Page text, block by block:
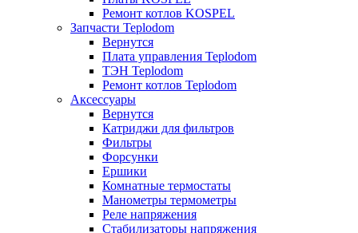
Ремонт котлов KOSPEL
Запчасти Teplodom
Вернутся
Плата управления Teplodom
ТЭН Teplodom
Ремонт котлов Teplodom
Аксессуары
Вернутся
Катриджи для фильтров
Фильтры
Форсунки
Ершики
Комнатные термостаты
Манометры термометры
Реле напряжения
Стабилизаторы напряжения